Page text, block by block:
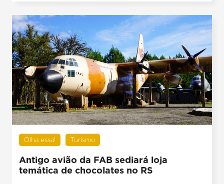
Olha essa! Turismo
Antigo avião da FAB sediará loja
temática de chocolates no RS